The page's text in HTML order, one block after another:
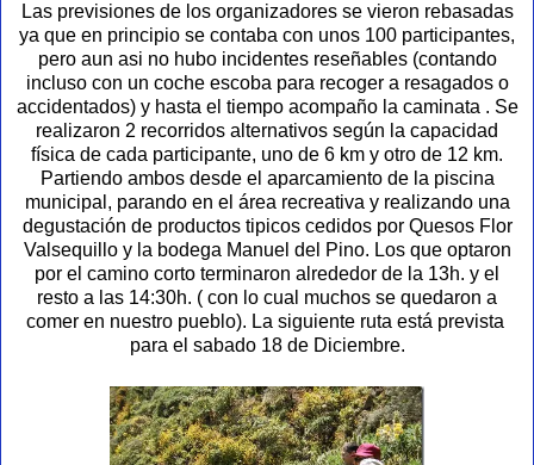
Las previsiones de los organizadores se vieron rebasadas
ya que en principio se contaba con unos 100 participantes,
pero aun asi no hubo incidentes reseñables (contando
incluso con un coche escoba para recoger a resagados o
accidentados) y hasta el tiempo acompaño la caminata . Se
realizaron 2 recorridos alternativos según la capacidad
física de cada participante, uno de 6 km y otro de 12 km.
Partiendo ambos desde el aparcamiento de la piscina
municipal, parando en el área recreativa y realizando una
degustación de productos tipicos cedidos por Quesos Flor
Valsequillo y la bodega Manuel del Pino. Los que optaron
por el camino corto terminaron alrededor de la 13h. y el
resto a las 14:30h. ( con lo cual muchos se quedaron a
comer en nuestro pueblo). La siguiente ruta está prevista
para el sabado 18 de Diciembre.